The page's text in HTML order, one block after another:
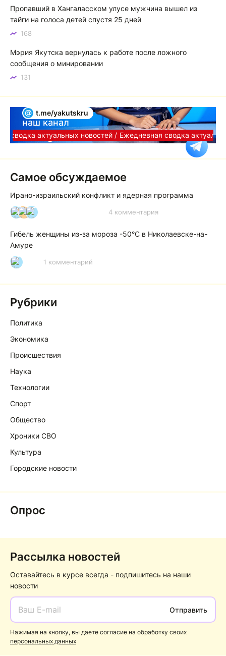
Пропавший в Хангаласском улусе мужчина вышел из
тайги на голоса детей спустя 25 дней
168
Мэрия Якутска вернулась к работе после ложного
сообщения о минировании
131
наш канал
Telegram
@ t.me/yakutskru
сводка актуальных новостей / Ежедневная сводка
Самое обсуждаемое
Ирано-израильский конфликт и ядерная программа
И А А 4 комментария
Гибель женщины из-за мороза -50°C в Николаевске-на-
Амуре
Р 1 комментарий
Рубрики
Политика
Экономика
Происшествия
Наука
Технологии
Спорт
Общество
Хроники СВО
Культура
Городские новости
Опрос
Рассылка новостей
Оставайтесь в курсе всегда - подпишитесь на наши
новости
Отправить
Нажимая на кнопку, вы даете согласие на обработку своих
персональных данных